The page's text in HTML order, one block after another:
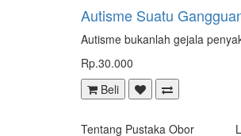
Autisme Suatu
Autisme bukanlah gejala
Rp.30.000
Beli
Tentang Pustaka Obor